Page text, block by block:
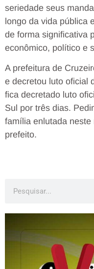
seriedade seus
longo da vida pública
de forma significativa
econômico, político e
A prefeitura de
e decretou luto oficial
fica decretado luto
Sul por três dias.
família enlutada neste
prefeito.